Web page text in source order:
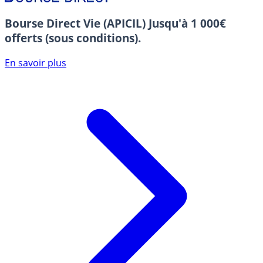
Bourse Direct Vie (APICIL) Jusqu'à 1 000€
offerts (sous conditions).
En savoir plus